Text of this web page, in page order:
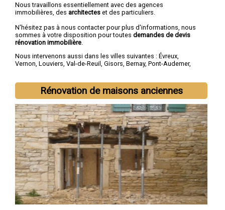
Nous travaillons essentiellement avec des agences
immobilières, des architectes et des particuliers.
N'hésitez pas à nous contacter pour plus d'informations, nous
sommes à votre disposition pour toutes demandes de devis
rénovation immobilière
Nous intervenons aussi dans les villes suivantes : Évreux,
Vernon, Louviers, Val-de-Reuil , Gisors, Bernay, Pont-Audemer,
Rénovation de maisons anciennes